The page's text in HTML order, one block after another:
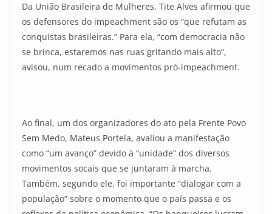
Da União Brasileira de Mulheres, Tite Alves afirmou que
os defensores do impeachment são os “que refutam as
conquistas brasileiras.” Para ela, “com democracia não
se brinca, estaremos nas ruas gritando mais alto”,
avisou, num recado a movimentos pró-impeachment.
Ao final, um dos organizadores do ato pela Frente Povo
Sem Medo, Mateus Portela, avaliou a manifestação
como “um avanço” devido à “unidade” dos diversos
movimentos socais que se juntaram à marcha.
Também, segundo ele, foi importante “dialogar com a
população” sobre o momento que o país passa e os